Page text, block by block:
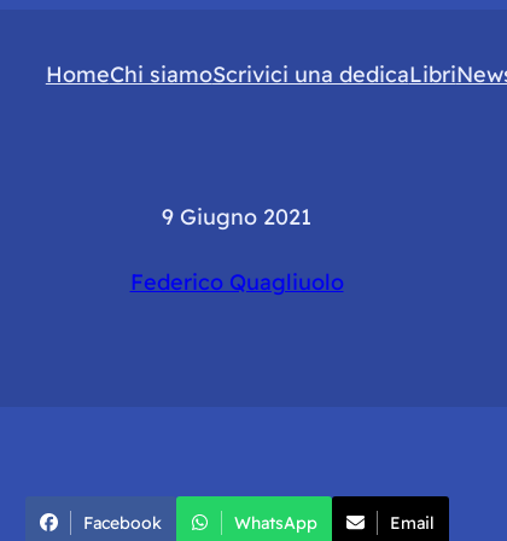
HomeChi siamoScrivici una dedicaLibri
9 Giugno 2021
Federico Quagliuolo
Facebook WhatsApp Email